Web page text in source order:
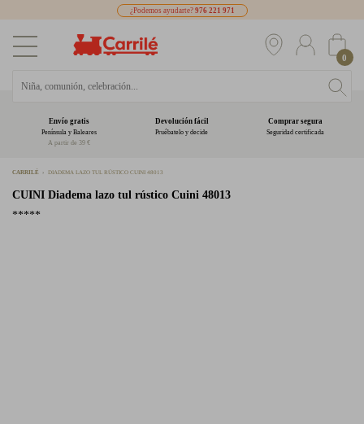
¿Podemos ayudarte? 976 221 971
0
Envío gratis
Península y Baleares
A partir de 39 €
Devolución fácil
Pruébatelo y decide
Comprar segura
Seguridad certificada
CARRILÉ DIADEMA LAZO TUL RÚSTICO CUINI 48013
CUINI Diadema lazo tul rústico Cuini 48013
*****